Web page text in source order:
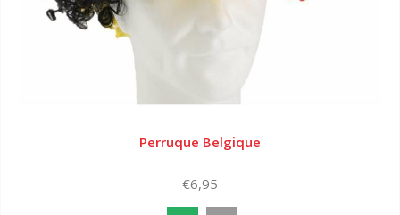
Perruque Belgique
€6,95